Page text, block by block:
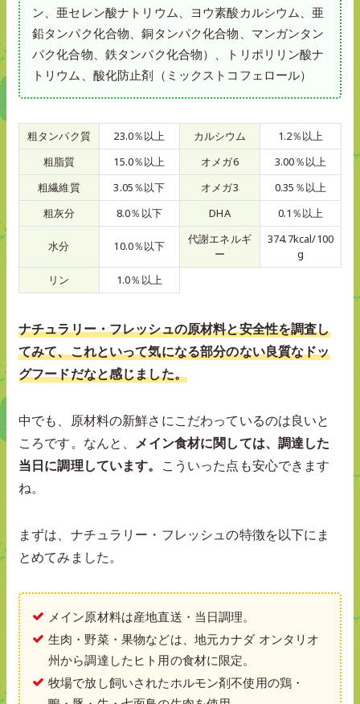
ン、亜セレン酸ナトリウム、ヨウ素酸カルシウム、亜
鉛タンパク化合物、銅タンパク化合物、マンガンタン
パク化合物、鉄タンパク化合物）、トリポリリン酸ナ
トリウム、酸化防止剤（ミックストコフェロール）
粗タンパク質 23.0％以上 カルシウム
1.2％以上
粗脂質
15.0％以上 オメガ6
3.00％以上
粗繊維質
3.05％以下 オメガ3
0.35％以上
粗灰分
8.0％以下 DHA 0.1％以上
水分 10.0％以下
代謝エネルギ
ー
374.7kcal/100
g
リン
1.0％以上
ナチュラリー・フレッシュの原材料と安全性を調査し
てみて、これといって気になる部分のない良質なドッ
グフードだなと感じました。
中でも、原材料の新鮮さにこだわっているのは良いと
ころです。なんと、 メイン食材に関しては、調達した
当日に調理しています。 こういった点も安心できます
ね。
まずは、ナチュラリー・フレッシュの特徴を以下にま
とめてみました。
メイン原材料は産地直送・当日調理。
生肉・野菜・果物などは、地元カナダ オンタリオ
州から調達したヒト用の食材に限定。
牧場で放し飼いされたホルモン剤不使用の鶏・